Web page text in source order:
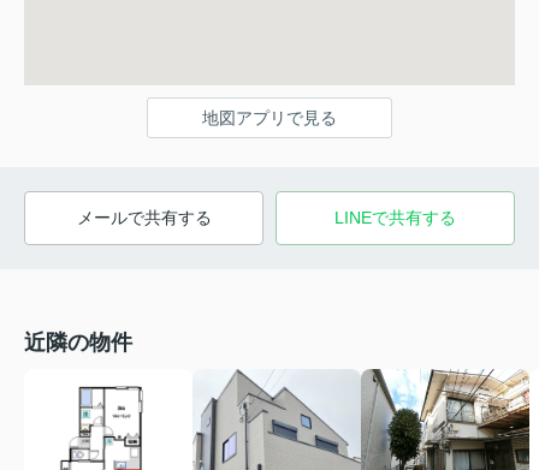
地図アプリで見る
メールで共有する LINEで共有する
近隣の物件